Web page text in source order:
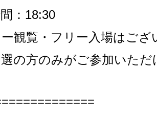
： 18:30
観覧・フリー入場はござ
の方のみがご参加いただ